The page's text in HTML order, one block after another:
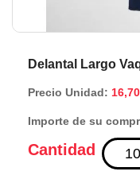
Delantal Largo
Precio Unidad:
Importe de su
Cantidad